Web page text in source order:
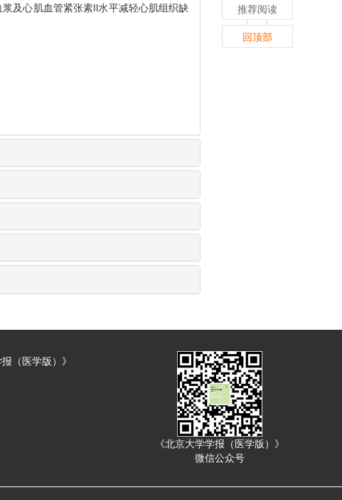
及心肌血管紧张素Ⅱ水平减轻心肌组织缺
推荐阅读
回顶部
（医学版）》
《北京大学学报（医学版）》
微信公众号